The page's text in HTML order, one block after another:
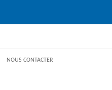
NOUS CONTACTER